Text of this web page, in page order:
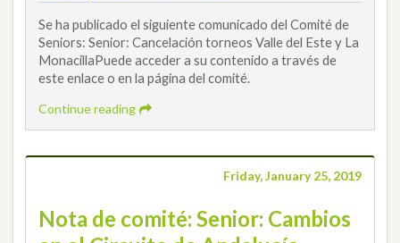
Se ha publicado el siguiente comunicado del Comité de
Seniors: Senior: Cancelación torneos Valle del Este y La
MonacillaPuede acceder a su contenido a través de
este enlace o en la página del comité.
Continue reading
Friday, January 25, 2019
Nota de comité: Senior: Cambios